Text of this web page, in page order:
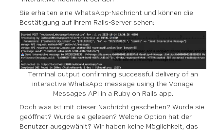
Sie erhalten eine WhatsApp-Nachricht und können die
Bestätigung auf Ihrem Rails-Server sehen:
Terminal output confirming successful delivery of an
interactive WhatsApp message using the Vonage
Messages API in a Ruby on Rails app.
Doch was ist mit dieser Nachricht geschehen? Wurde sie
geöffnet? Wurde sie gelesen? Welche Option hat der
Benutzer ausgewählt? Wir haben keine Möglichkeit, das